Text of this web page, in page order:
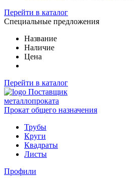
Перейти в каталог
Специальные предложения
Название
Наличие
Цена
Перейти в каталог
Поставщик
металлопроката
Прокат общего назначения
Трубы
Круги
Квадраты
Листы
Профили